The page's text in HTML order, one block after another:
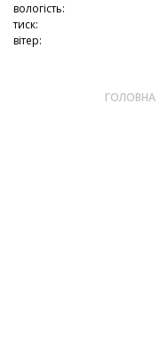
вологість:
тиск:
вітер:
ГОЛОВНА